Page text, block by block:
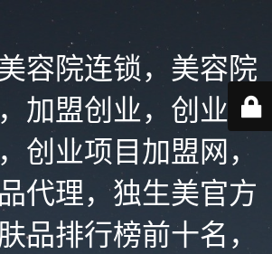
容院连锁，美容院
加盟创业，创业加
创业项目加盟网，
代理，独生美官方
品排行榜前十名，